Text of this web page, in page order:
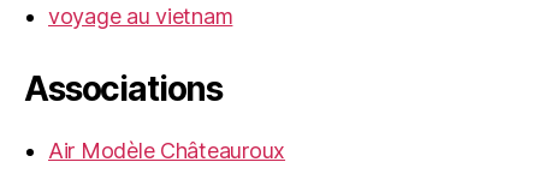
voyage au vietnam
Associations
Air Modèle Châteauroux